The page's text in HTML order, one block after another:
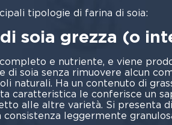
tipologie di farina di soia:
soia grezza (o
e nutriente, e viene
di soia senza rimuovere alcun
naturali. Ha un contenuto di
caratteristica le conferisce un
alle altre varietà. Si presenta
consistenza leggermente